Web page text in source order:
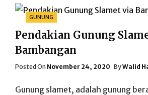
Categories
GUNUNG
Pendakian Gunung
Bambangan
Posted On Posted
November 24, 2020 ByWalid
Gunung slamet, adalah gunung